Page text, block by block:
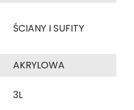
ŚCIANY I SUFITY
AKRYLOWA
3L